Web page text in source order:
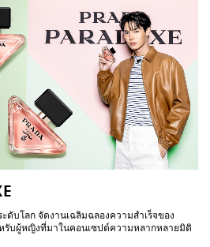
ดับโลก จัดงานเฉลิมฉลองความสำเร็จของ
หรับผู้หญิงที่มาในคอนเซปต์ความหลากหลายมิติ